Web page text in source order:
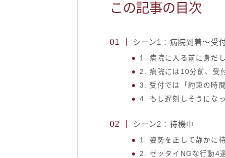
この記事の目次
シーン1：病院到着〜受
1. 病院に入る前に身だ
2. 病院には10分前、受
3. 受付では「約束の時
4. もし遅刻しそうにな
シーン2：待機中
1. 姿勢を正して静かに
2. ゼッタイNGな行動4